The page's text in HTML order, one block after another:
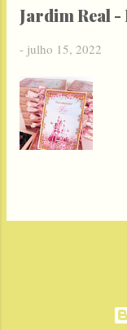
Jardim Real -
- julho 15, 2022